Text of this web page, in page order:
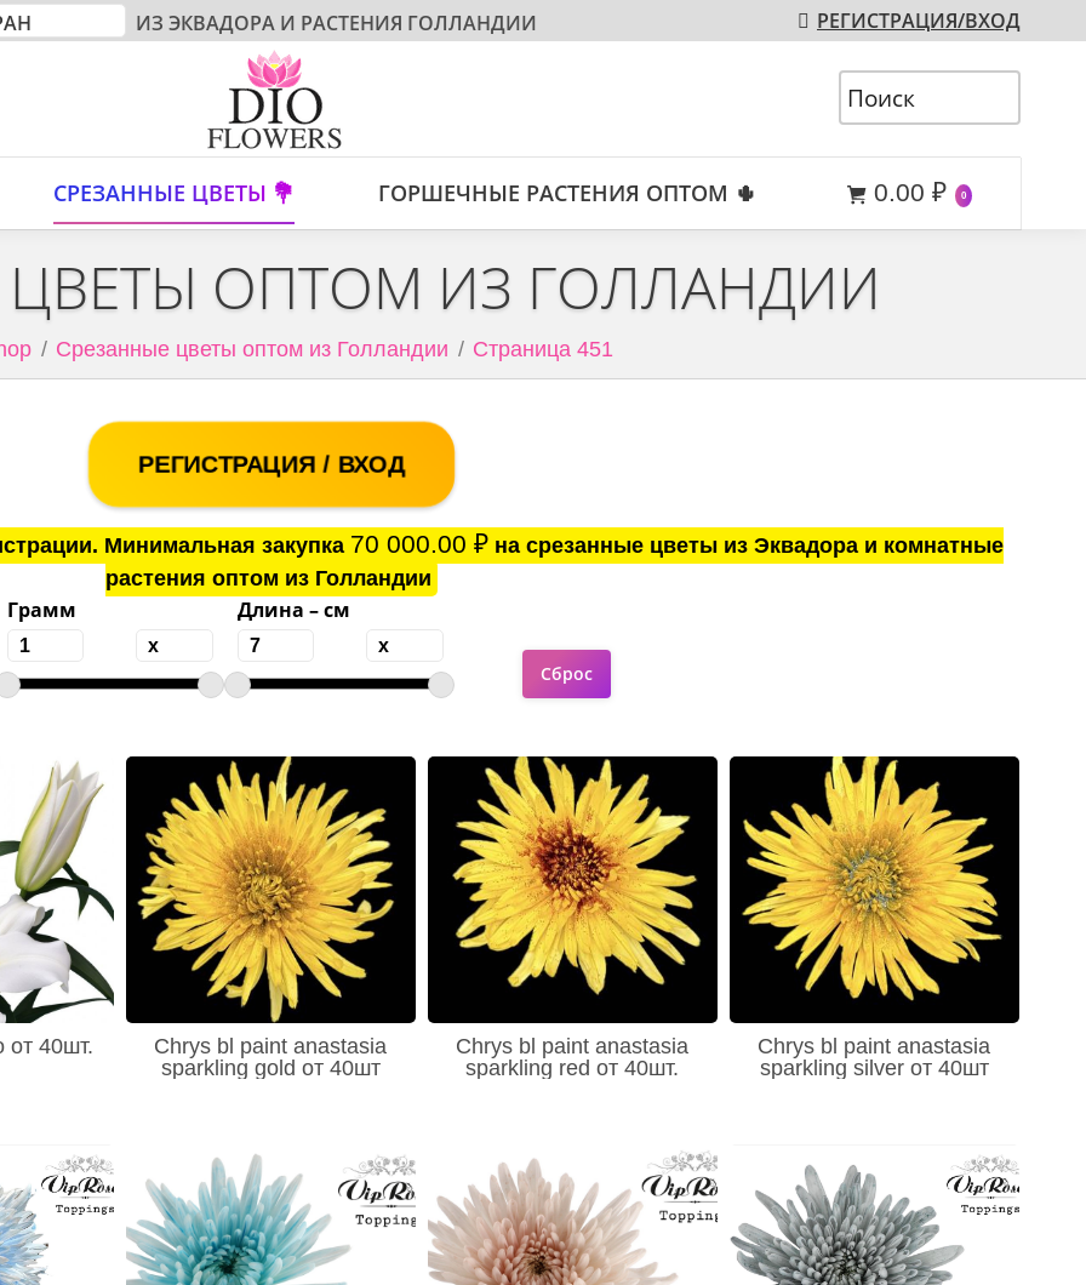
ИЗ ЭКВАДОРА И РАСТЕНИЯ ГОЛЛАНДИИ РЕГИСТРАЦИЯ/ВХОД
СРЕЗАННЫЕ ЦВЕТЫ 💐 ГОРШЕЧНЫЕ РАСТЕНИЯ ОПТОМ 🌵 0.00 ₽ 0
ЦВЕТЫ ОПТОМ ИЗ ГОЛЛАНДИИ
Срезанные цветы оптом из Голландии Страница 451
РЕГИСТРАЦИЯ / ВХОД
Минимальная закупка 70 000.00₽ на срезанные цветы из Эквадора и комнатные
растения оптом из Голландии
Грамм Длина – см
от 40шт.
Chrys bl paint anastasia
sparkling gold от 40шт
Chrys bl paint anastasia
sparkling red от 40шт.
Chrys bl paint anastasia
sparkling silver от 40шт